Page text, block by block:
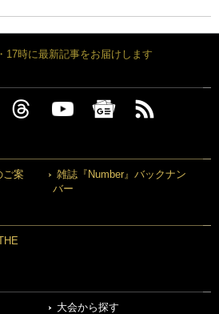
17時に最新記事をお届けします
ご案
雑誌『Number』バックナン
バー
大会から探す